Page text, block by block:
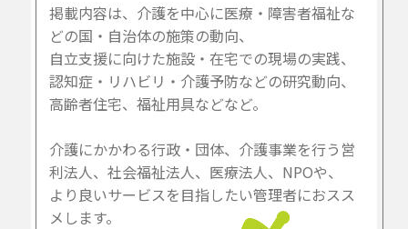
掲載内容は、介護を中心に医療・障害者福祉な
どの国・自治体の施策の動向、
自立支援に向けた施設・在宅での現場の実践、
認知症・リハビリ・介護予防などの研究動向、
高齢者住宅、福祉用具などなど。
介護にかかわる行政・団体、介護事業を行う営
利法人、社会福祉法人、医療法人、NPOや、
より良いサービスを目指したい管理者におスス
メします。